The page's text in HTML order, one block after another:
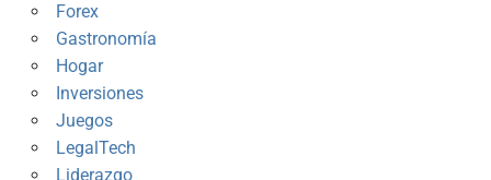
Forex
Gastronomía
Hogar
Inversiones
Juegos
LegalTech
Liderazgo